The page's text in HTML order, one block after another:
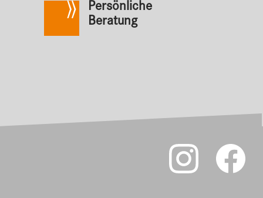
Persönliche
Beratung